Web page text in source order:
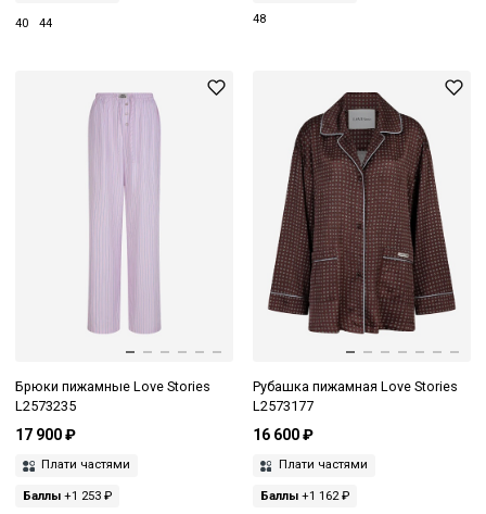
40 44
48
Брюки пижамные Love Stories
L2573235
17 900 ₽
Плати частями
Баллы +1 253 ₽
Рубашка пижамная Love Stories
L2573177
16 600 ₽
Плати частями
Баллы+1 162 ₽